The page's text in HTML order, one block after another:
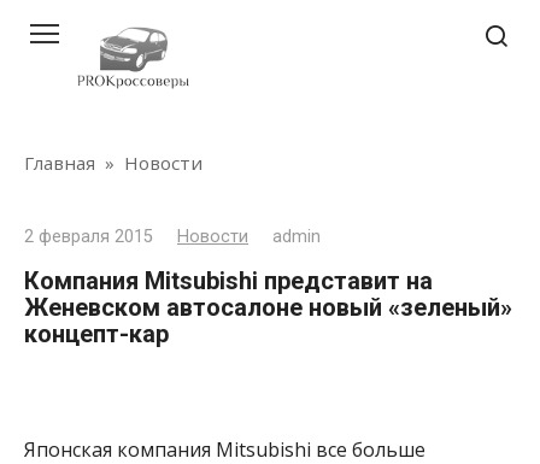
контенту
Главная » Новости
2 февраля 2015 Новости admin
Компания Mitsubishi представит на
Женевском автосалоне новый «зеленый»
концепт-кар
Японская компания Mitsubishi все больше